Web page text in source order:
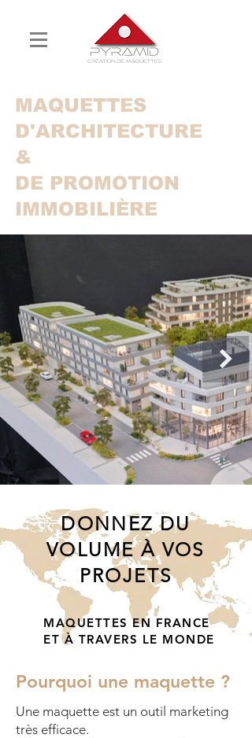
MAQUETTES
D'ARCHITECTURE
&
DE PROMOTION
IMMOBILIÈRE
DONNEZ DU
VOLUME À VOS
PROJETS
MAQUETTES EN FRANCE
ET À TRAVERS LE MONDE
Pourquoi une maquette ?
Une maquette est un outil marketing
très efficace.